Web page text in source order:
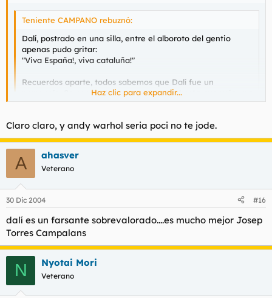
Teniente CAMPANO rebuznó:
Dalí, postrado en una silla, entre el alboroto del gentio
apenas pudo gritar:
"Viva España!, viva cataluña!"
Recuerdos aparte, todos sabemos que Dalí fue un
personaje. Se comportaba normalmente hasta que veía una
camara (de fotografia o de televisión) donde su forma de
personaje, el que todos conocemos.
Y no lo digo yo, lo dicen sus amigos, compañeros y
familiares.
De estar vivo ahora, saldría entrevistado por el Quintero y en
los zapping de Crónicas Marcianas. Y en vez de ser
encumbrado como genio, sería tratado de friki patético, que
básicamente es lo que era.
Haz clic para expandir...
Claro claro, y andy warhol seria poci no te jode.
A ahasver
Veterano
30 Dic 2004 #16
dalí es un farsante sobrevalorado....es mucho mejor Josep
Torres Campalans
N Nyotai Mori
Veterano